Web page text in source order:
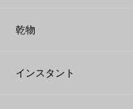
乾物
インスタント